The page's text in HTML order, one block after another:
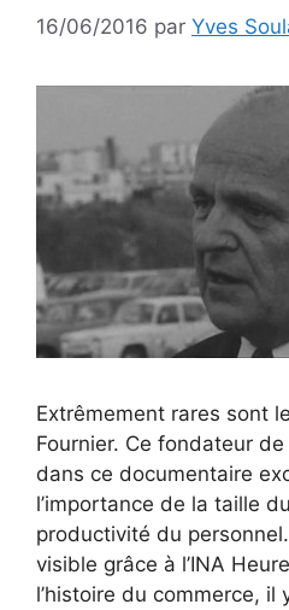
16/06/2016 par Yves
Extrêmement rares sont
Fournier. Ce fondateur
dans ce documentaire
l’importance de la taille
productivité du
visible grâce à l’INA
l’histoire du commerce, il